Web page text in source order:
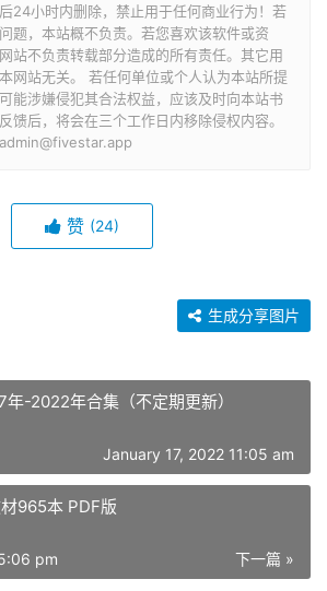
24小时内删除，禁止用于任何商业行为！若
题，本站概不负责。若您喜欢该软件或资
站不负责转载部分造成的所有责任。其它用
网站无关。 若任何单位或个人认为本站所提
能涉嫌侵犯其合法权益，应该及时向本站书
馈后，将会在三个工作日内移除侵权内容。
赞 (24)
生成分享图片
年-2022年合集（不定期更新）
January 17, 2022 11:05 am
965本 PDF版
下一篇 »
pm